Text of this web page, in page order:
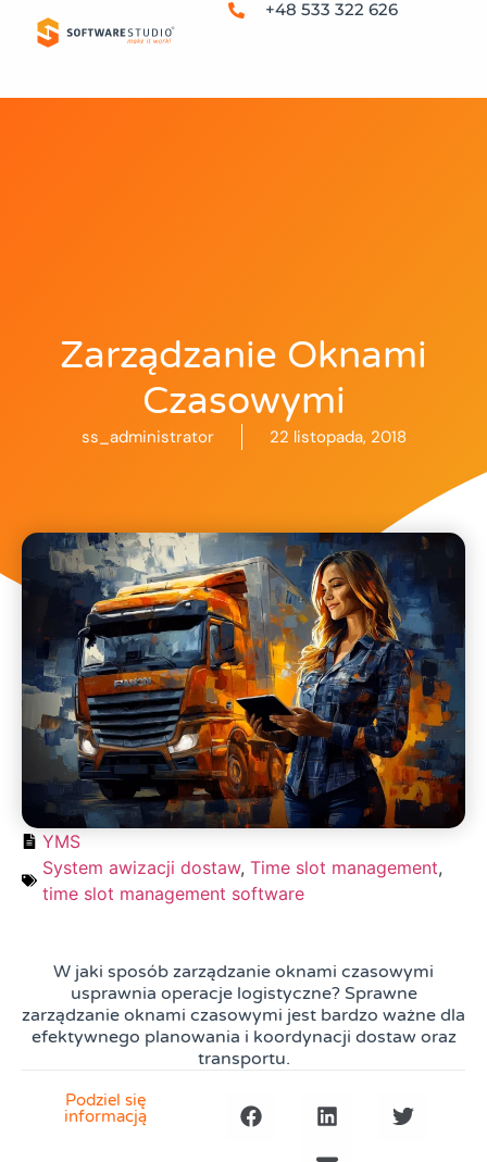
+48 533 322 626
Zarządzanie Oknami
Czasowymi
ss_administrator 22 listopada, 2018
YMS
System awizacji dostaw, Time slot management,
time slot management software
W jaki sposób zarządzanie oknami czasowymi
usprawnia operacje logistyczne? Sprawne
zarządzanie oknami czasowymi jest bardzo ważne dla
efektywnego planowania i koordynacji dostaw oraz
transportu.
Podziel się
informacją